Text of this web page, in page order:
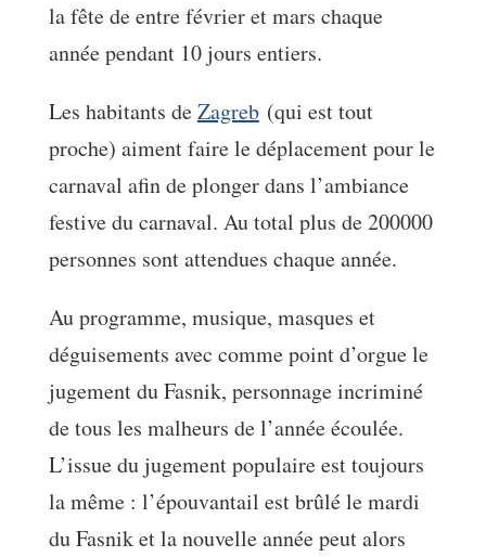
la fête de entre février et mars chaque
année pendant 10 jours entiers.
Les habitants deZagreb(qui est tout
proche) aiment faire le déplacement pour le
carnaval afin de plonger dans l’ambiance
festive du carnaval. Au total plus de 200000
personnes sont attendues chaque année.
Au programme, musique, masques et
déguisements avec comme point d’orgue le
jugement du Fasnik, personnage incriminé
de tous les malheurs de l’année écoulée.
L’issue du jugement populaire est toujours
la même : l’épouvantail est brûlé le mardi
du Fasnik et la nouvelle année peut alors